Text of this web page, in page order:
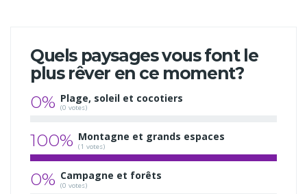
Quels paysages vous font le
plus rêver en ce moment?
0% Plage, soleil et cocotiers
(0 votes)
100% Montagne et grands espaces
(1 votes)
0% Campagne et forêts
(0 votes)